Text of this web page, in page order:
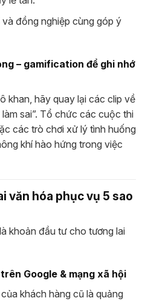
và đồng nghiệp cùng góp ý
– gamification để ghi nhớ
khan, hãy quay lại các clip về
sai”. Tổ chức các cuộc thi
các trò chơi xử lý tình huống
khí hào hứng trong việc
văn hóa phục vụ 5 sao
khoản đầu tư cho tương lai
Google & mạng xã hội
khách hàng cũ là quảng